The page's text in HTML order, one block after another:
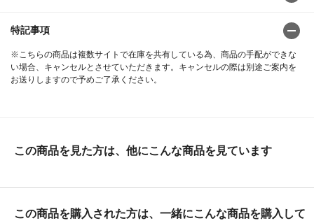
特記事項
※こちらの商品は複数サイトで在庫を共有している為、商品の手配ができな
い場合、キャンセルとさせていただきます。キャンセルの際は別途ご案内を
お送りしますので予めご了承ください。
この商品を見た方は、他にこんな商品を見ています
この商品を購入された方は、一緒にこんな商品を購入して